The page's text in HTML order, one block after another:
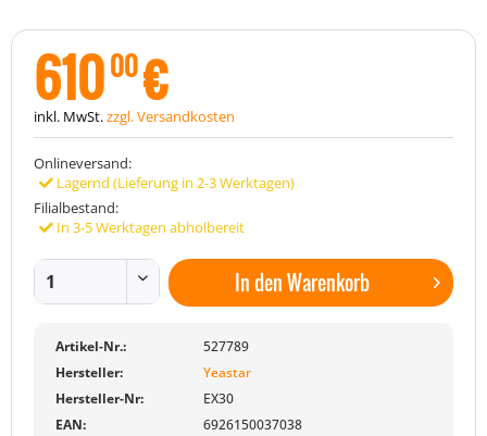
61000€
inkl. MwSt.zzgl. Versandkosten
Onlineversand:
Lagernd (Lieferung in 2-3 Werktagen)
Filialbestand:
In 3-5 Werktagen abholbereit
In denWarenkorb
Artikel-Nr.:
527789
Hersteller:
Yeastar
Hersteller-Nr:
EX30
EAN:
6926150037038